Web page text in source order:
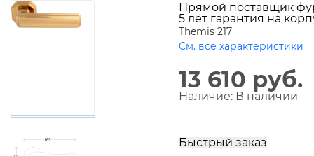
Прямой поставщик
5 лет гарантия на
Themis 217
См. все характеристики
13 610 руб.
Наличие: В наличии
Быстрый заказ